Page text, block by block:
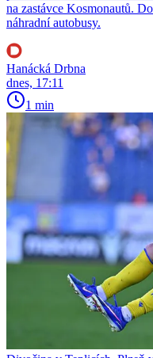
na zastávce Kosmonautů.
náhradní autobusy.
Hanácká Drbna
dnes, 17:11
1 min